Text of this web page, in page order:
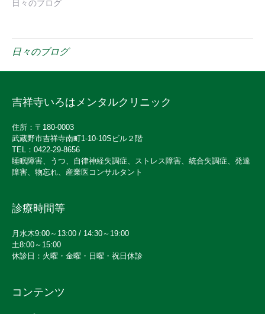
日々のブログ
日々のブログ
吉祥寺いろはメンタルクリニック
住所：〒180-0003
武蔵野市吉祥寺南町1-10-10Sビル２階
TEL：0422-29-8656
睡眠障害、うつ、自律神経失調症、ストレス障害、統合失調症、発達
障害、物忘れ、産業医コンサルタント
診療時間等
月水木9:00～13:00 / 14:30～19:00
土8:00～15:00
休診日：火曜・金曜・日曜・祝日休診
コンテンツ